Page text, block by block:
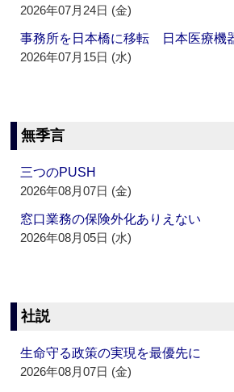
2026年07月24日 (金)
事務所を日本橋に移転 日本医療機
2026年07月15日 (水)
無季言
三つのPUSH
2026年08月07日 (金)
窓口業務の保険外化ありえない
2026年08月05日 (水)
社説
生命守る政策の実現を最優先に
2026年08月07日 (金)